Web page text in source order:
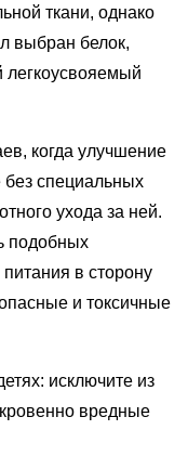
ткани, однако
выбран белок,
легкоусвояемый
когда улучшение
специальных
ухода за ней.
подобных
в сторону
и токсичные
исключите из
вредные